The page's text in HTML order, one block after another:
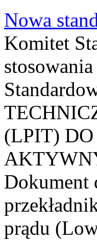
Nowa
Komitet
(LPIT)
Dokument
prądu